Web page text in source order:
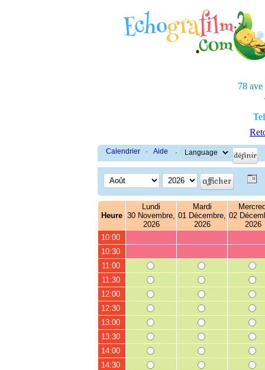
78 ave
Calendrier · Aide ·
Heure
Lundi
30 Novembre,
2026
Mardi
01 Décembre,
2026
02
2026
10:00
10:30
11:00
11:30
12:00
12:30
13:00
13:30
14:00
14:30